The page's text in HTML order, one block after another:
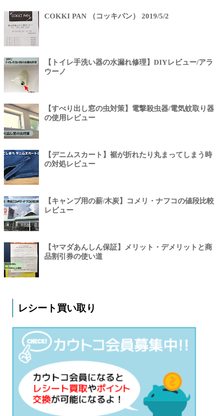
COKKI PAN （コッキパン） 2019/5/2
【トイレ手洗い器の水漏れ修理】DIYレビュー/アラ
ウーノ
【すべり出し窓の虫対策】電撃殺虫器/電気蚊取り器
の使用レビュー
【デニムスカート】裾が折れたり丸まってしまう時
の対処レビュー
【キャンプ用の薪/木炭】コメリ・ナフコの値段比較
レビュー
【ヤマダあんしん保証】メリット・デメリットと商
品割引券の使い道
レシート買い取り